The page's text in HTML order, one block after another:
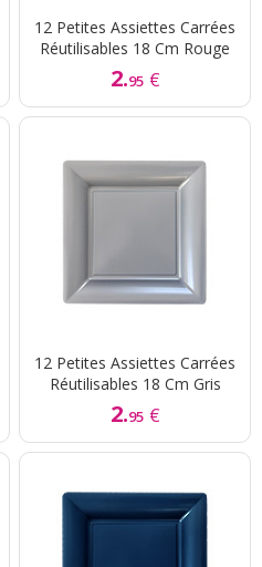
12 Petites Assiettes Carrées
Réutilisables 18 Cm Rouge
2.95 €
12 Petites Assiettes Carrées
Réutilisables 18 Cm Gris
2.95 €